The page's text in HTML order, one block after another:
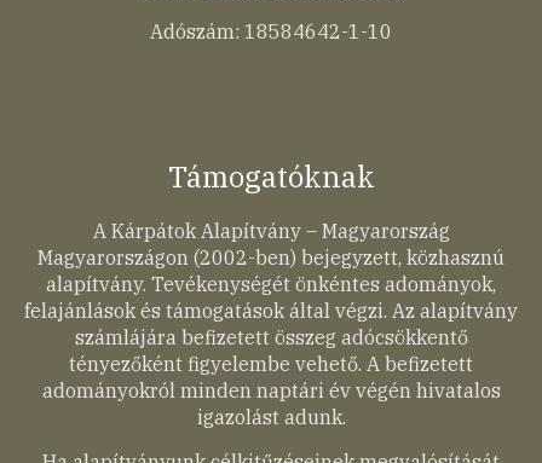
Adószám: 18584642-1-10
Támogatóknak
A Kárpátok Alapítvány – Magyarország
Magyarországon (2002-ben) bejegyzett, közhasznú
alapítvány. Tevékenységét önkéntes adományok,
felajánlások és támogatások által végzi. Az alapítvány
számlájára befizetett összeg adócsökkentő
tényezőként figyelembe vehető. A befizetett
adományokról minden naptári év végén hivatalos
igazolást adunk.